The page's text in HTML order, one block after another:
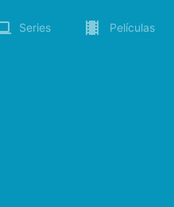
Series Películas